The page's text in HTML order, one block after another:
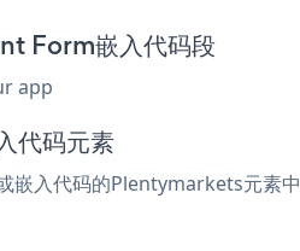
Form嵌入代码段
app
代码元素
入代码的Plentymarkets元素